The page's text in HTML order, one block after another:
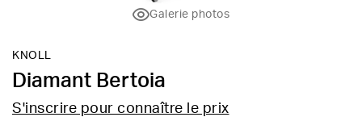
Galerie photos
KNOLL
Diamant Bertoia
S'inscrire pour connaître le prix